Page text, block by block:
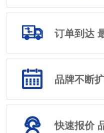
订单到达
品牌不断
快速报价